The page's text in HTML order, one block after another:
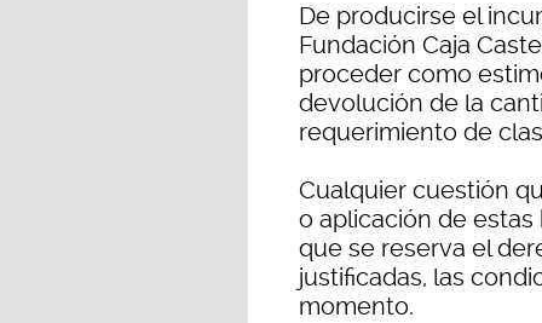
De producirse el
Fundación Caja
proceder como
devolución de la
requerimiento de
Cualquier cuestión
o aplicación de
que se reserva el
justificadas, las
momento.